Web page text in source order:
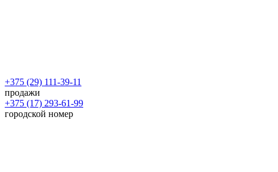
+375 (29) 111-39-11
продажи
+375 (17) 293-61-99
городской номер